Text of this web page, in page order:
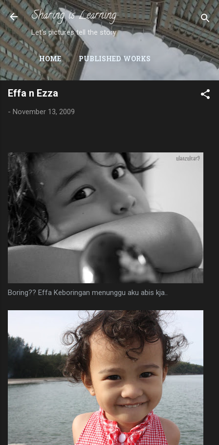
Skip to main content
Sharing is Learning
Let's pictures tell the story
HOME PUBLISHED WORKS
Effa n Ezza
- November 13, 2009
Boring?? Effa Keboringan menunggu aku abis kja..